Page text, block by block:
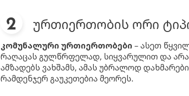
ურთიერთობის ორი
კომუნალური ურთიერთობები – ასეთ
რაღაცას გულწრფელად, სიყვარულით და
ამზადებს ვახშამს, ამას უბრალოდ
რამდენჯერ გაუკეთებია მეორეს.